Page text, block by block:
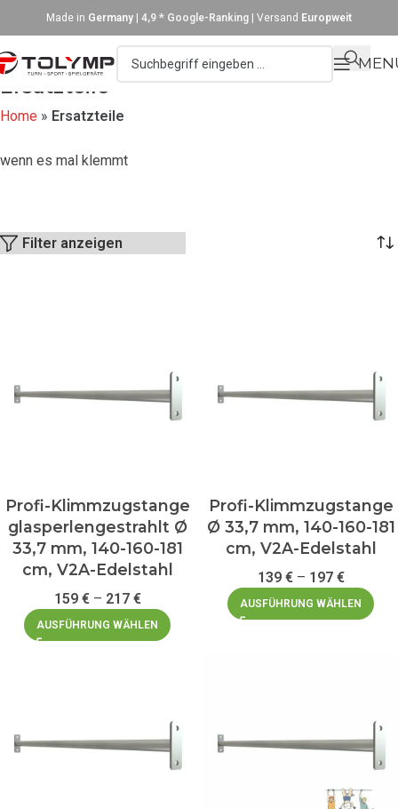
Made in Germany 4,9 * Google-Ranking | Versand Europweit
Ersatzteile
Home » Ersatzteile
wenn es mal klemmt
Filter anzeigen
Profi-Klimmzugstange
glasperlengestrahlt Ø
33,7 mm, 140-160-181
cm, V2A-Edelstahl
159 €– 217 €
AUSFÜHRUNG WÄHLEN
Profi-Klimmzugstange
Ø 33,7 mm, 140-160-181
cm, V2A-Edelstahl
139 €– 197 €
AUSFÜHRUNG WÄHLEN